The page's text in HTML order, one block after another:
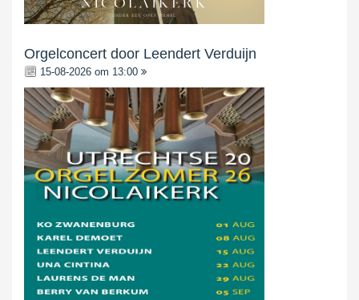
Orgelconcert door Leendert Verduijn
15-08-2026 om 13:00